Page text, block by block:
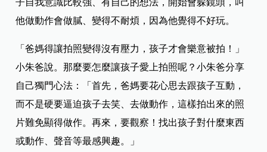
子自我意識比較強、有自己的想法，開始會躲鏡頭，叫
他做動作會做膩、變得不耐煩，因為他覺得不好玩。
「爸媽得讓拍照變得沒有壓力，孩子才會樂意被拍！」
小朱爸說。那麼要怎麼讓孩子愛上拍照呢？小朱爸分享
自己獨門心法：「首先，爸媽要花心思去跟孩子互動，
而不是硬要逼迫孩子去笑、去做動作，這樣拍出來的照
片難免顯得做作。再來，要觀察！找出孩子對什麼東西
或動作、聲音等最感興趣。」